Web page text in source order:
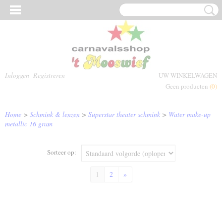
Inloggen Registreren
UW WINKELWAGEN
Geen producten (0)
Home > Schmink & lenzen > Superstar theater schmink > Water make-up
metallic 16 gram
Sorteer op:
1 2 »